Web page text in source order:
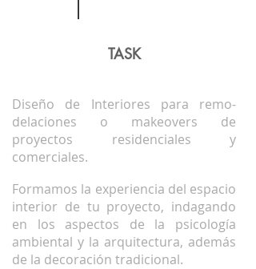
TASK
Diseño de Interiores para remo-
delaciones o makeovers de
proyectos residenciales y
comerciales.
Formamos la experiencia del espacio
interior de tu proyecto, indagando
en los aspectos de la psicología
ambiental y la arquitectura, además
de la decoración tradicional.